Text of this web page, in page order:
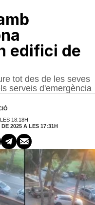
edifici de
tot des de les seves
serveis d'emergència
18:18H
2025 A LES 17:31H